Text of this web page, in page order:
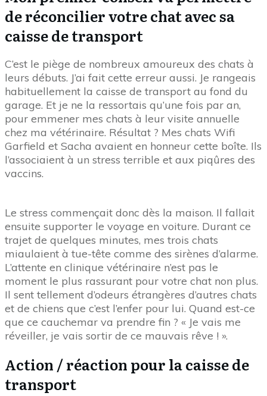
de réconcilier votre chat avec sa
caisse de transport
C’est le piège de nombreux amoureux des chats à
leurs débuts. J’ai fait cette erreur aussi. Je rangeais
habituellement la caisse de transport au fond du
garage. Et je ne la ressortais qu’une fois par an,
pour emmener mes chats à leur visite annuelle
chez ma vétérinaire. Résultat ? Mes chats Wifi
Garfield et Sacha avaient en honneur cette boîte. Ils
l’associaient à un stress terrible et aux piqûres des
vaccins.
Le stress commençait donc dès la maison. Il fallait
ensuite supporter le voyage en voiture. Durant ce
trajet de quelques minutes, mes trois chats
miaulaient à tue-tête comme des sirènes d’alarme.
L’attente en clinique vétérinaire n’est pas le
moment le plus rassurant pour votre chat non plus.
Il sent tellement d’odeurs étrangères d’autres chats
et de chiens que c’est l’enfer pour lui. Quand est-ce
que ce cauchemar va prendre fin ? « Je vais me
réveiller, je vais sortir de ce mauvais rêve ! ».
Action / réaction pour la caisse de
transport